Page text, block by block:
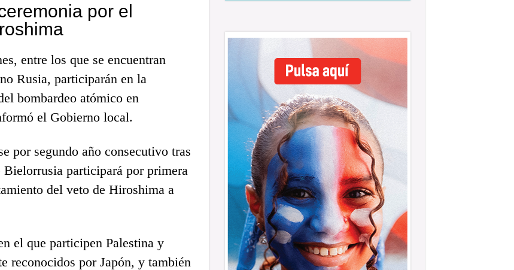
por el
entre los que se encuentran
Rusia, participarán en la
bombardeo atómico en
el Gobierno local.
por segundo año consecutivo tras
participará por primera
del veto de Hiroshima a
el que participen Palestina y
reconocidos por Japón, y también